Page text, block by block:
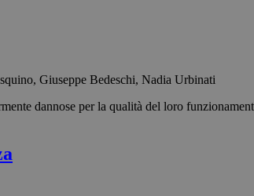
Giuseppe Bedeschi, Nadia Urbinati
dannose per la qualità del loro